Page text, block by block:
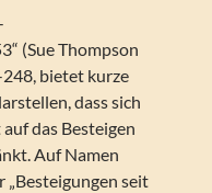
(Sue Thompson
bietet kurze
dass sich
das Besteigen
Auf Namen
„Besteigungen seit